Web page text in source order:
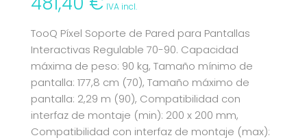
IVA incl.
TooQ Píxel Soporte de Pared para Pantallas
Interactivas Regulable 70-90. Capacidad
máxima de peso: 90 kg, Tamaño mínimo de
pantalla: 177,8 cm (70), Tamaño máximo de
pantalla: 2,29 m (90), Compatibilidad con
interfaz de montaje (min): 200 x 200 mm,
Compatibilidad con interfaz de montaje (max):